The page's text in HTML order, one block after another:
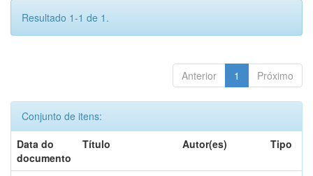
Resultado 1-1 de 1.
Anterior 1 Próximo
Conjunto de itens:
Data do
documento
Título Autor(es) Tipo